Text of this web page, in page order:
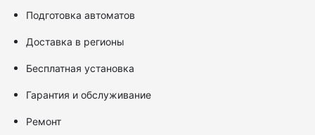
Подготовка автоматов
Доставка в регионы
Бесплатная установка
Гарантия и обслуживание
Ремонт